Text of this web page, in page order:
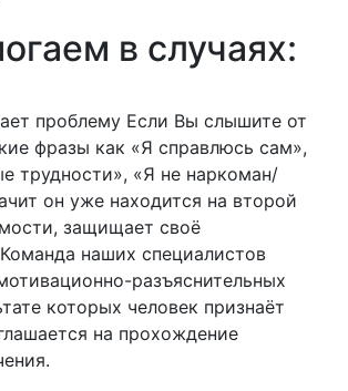
в случаях:
проблему Если Вы слышите от
фразы как «Я справлюсь сам»,
трудности», «Я не наркоман/
он уже находится на второй
защищает своё
наших специалистов
разъяснительных
которых человек признаёт
на прохождение